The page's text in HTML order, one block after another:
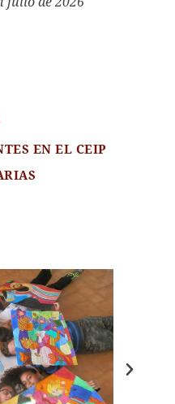
EN EL CEIP